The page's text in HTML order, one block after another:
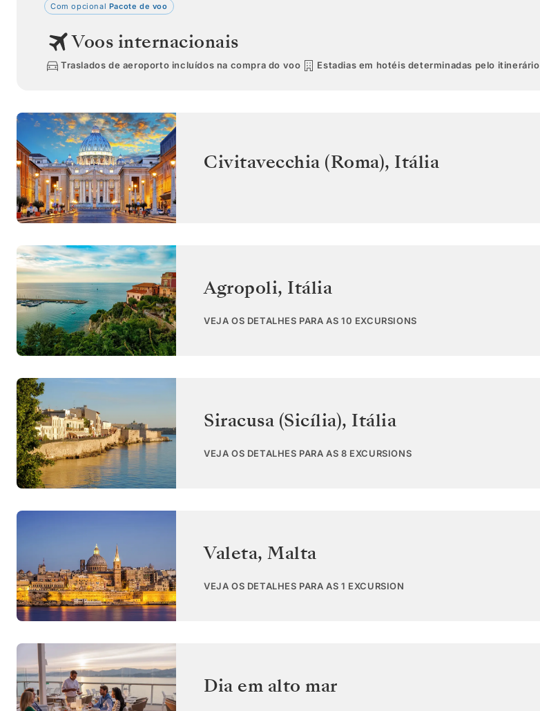
Com opcional Pacote de voo
Voos internacionais
Traslados de aeroporto incluídos na compra do voo Estadias em hotéis determinadas pelo itinerário
Civitavecchia (Roma), Itália
Agropoli, Itália
VEJA OS DETALHES PARA AS 10 EXCURSIONS
Siracusa (Sicília), Itália
VEJA OS DETALHES PARA AS 8 EXCURSIONS
Valeta, Malta
VEJA OS DETALHES PARA AS 1 EXCURSION
Dia em alto mar